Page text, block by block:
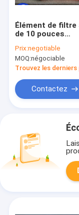
Élément de filtre
de 10 pouces
fonctionnement
200oF de fusion
micron
Prix:negotiable
MOQ:négociable
Trouvez les derniers
Contactez